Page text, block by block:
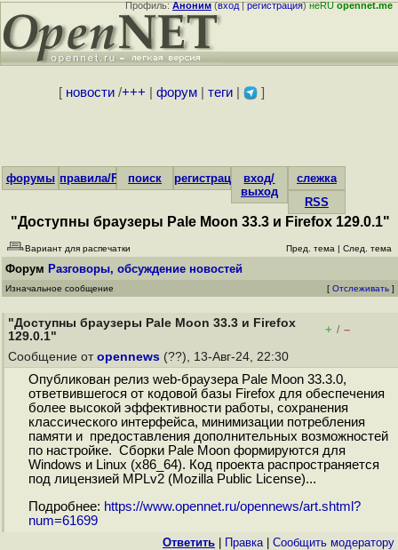
Профиль:Аноним(вход|регистрация)неRUopennet.me
[ новости/+++ форум| теги| ]
форумы правила/FAQпоиск регистрациявход/
выход
слежка
RSS
"Доступны браузеры Pale Moon 33.3 и Firefox 129.0.1"
Вариант для распечатки Пред. тема | След. тема
Форум Разговоры, обсуждение новостей
Изначальное сообщение [ Отслеживать ]
"Доступны браузеры Pale Moon 33.3 и Firefox
129.0.1"
+ / –
Сообщение от opennews (??), 13-Авг-24, 22:30
Опубликован релиз web-браузера Pale Moon 33.3.0,
ответвившегося от кодовой базы Firefox для обеспечения
более высокой эффективности работы, сохранения
классического интерфейса, минимизации потребления
памяти и предоставления дополнительных возможностей
по настройке. Сборки Pale Moon формируются для
Windows и Linux (x86_64). Код проекта распространяется
под лицензией MPLv2 (Mozilla Public License)...
Подробнее: https://www.opennet.ru/opennews/art.shtml?
num=61699
Ответить Правка| Cообщить модератору